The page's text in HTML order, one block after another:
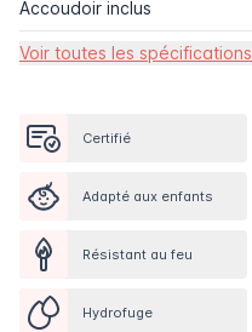
Accoudoir inclus
Voir toutes les spécifications
Certifié
Adapté aux enfants
Résistant au feu
Hydrofuge